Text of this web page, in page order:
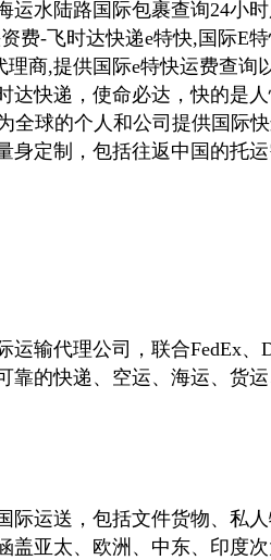
运水陆路国际包裹查询24小
费-飞时达快递e特快,国际E
理商,提供国际e特快运费查
达快递，使命必达，快的是
全球的个人和公司提供国际
身定制，包括往返中国的托
运输代理公司，联合FedEx
靠的快递、空运、海运、货
际运送，包括文件货物、私
盖亚太、欧洲、中东、印度